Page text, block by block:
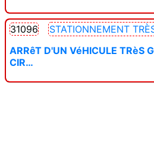
31096
STATIONNEMENT
ARRêT D'UN VéHICULE TRèS
CIR…